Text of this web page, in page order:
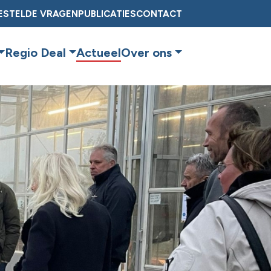
VRAGENPUBLICATIESCONTACT
Regio Deal ActueelOver ons